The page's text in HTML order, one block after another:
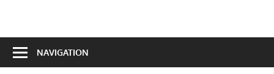
NAVIGATION